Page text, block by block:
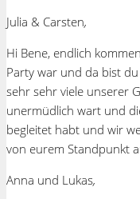
Julia & Carsten,
Hi Bene, endlich
Party war und da bist
sehr sehr viele unserer
unermüdlich wart und
begleitet habt und wir
von eurem Standpunkt
Anna und Lukas,